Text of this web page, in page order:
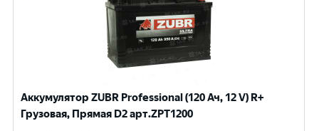
Аккумулятор ZUBR Professional (120 Ач, 12 V) R+
Грузовая, Прямая D2 арт.ZPT1200